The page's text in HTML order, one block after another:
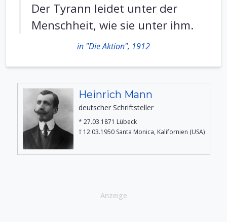
Der Tyrann leidet unter der
Menschheit, wie sie unter ihm.
in "Die Aktion", 1912
Heinrich Mann
deutscher Schriftsteller
* 27.03.1871 Lübeck
† 12.03.1950 Santa Monica, Kalifornien (USA)
Anzeige